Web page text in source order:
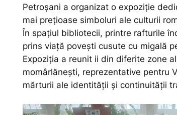
Petroșani a organizat o expoziție
mai prețioase simboluri ale culturii
În spațiul bibliotecii, printre rafturile
prins viață povești cusute cu migală
Expoziția a reunit ii din diferite zone
momârlănești, reprezentative pentru
mărturii ale identității și continuității